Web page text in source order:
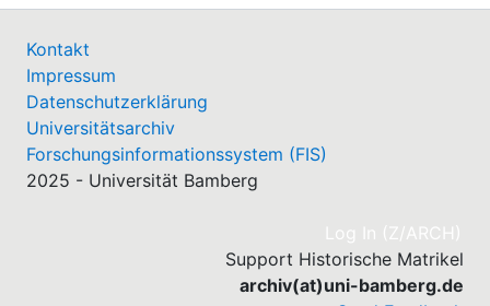
Kontakt
Impressum
Datenschutzerklärung
Universitätsarchiv
Forschungsinformationssystem (FIS)
2025 - Universität Bamberg
Log In (Z/ARCH)
Support Historische Matrikel
archiv(at)uni-bamberg.de